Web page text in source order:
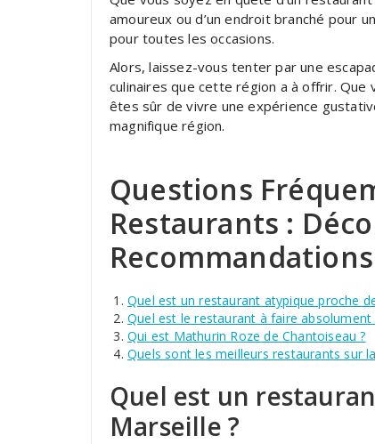
amoureux ou d’un endroit branché pour
pour toutes les occasions.
Alors, laissez-vous tenter par une
culinaires que cette région a à offrir.
êtes sûr de vivre une expérience
magnifique région.
Questions
Restaurants :
Recommandations
Quel est un restaurant atypique proche
Quel est le restaurant à faire absolument
Qui est Mathurin Roze de Chantoiseau ?
Quels sont les meilleurs restaurants sur
Quel est un
Marseille ?